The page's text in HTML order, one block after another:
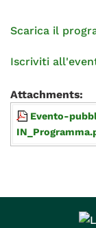
Scarica il
Iscriviti
Attachments:
Evento-